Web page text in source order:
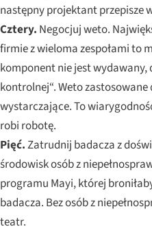
następny projektant przepisze
Cztery. Negocjuj weto.
firmie z wieloma zespołami to
komponent nie jest wydawany,
kontrolnej“. Weto
wystarczające. To
robi robotę.
Pięć.Zatrudnij badacza z
środowisk osób z
programu Mayi, której
badacza. Bez osób z
teatr.